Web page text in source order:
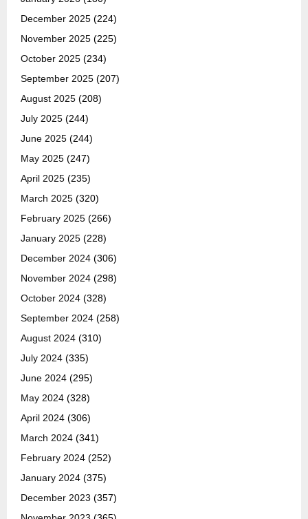
December 2025 (224)
November 2025 (225)
October 2025 (234)
September 2025 (207)
August 2025 (208)
July 2025 (244)
June 2025 (244)
May 2025 (247)
April 2025 (235)
March 2025 (320)
February 2025 (266)
January 2025 (228)
December 2024 (306)
November 2024 (298)
October 2024 (328)
September 2024 (258)
August 2024 (310)
July 2024 (335)
June 2024 (295)
May 2024 (328)
April 2024 (306)
March 2024 (341)
February 2024 (252)
January 2024 (375)
December 2023 (357)